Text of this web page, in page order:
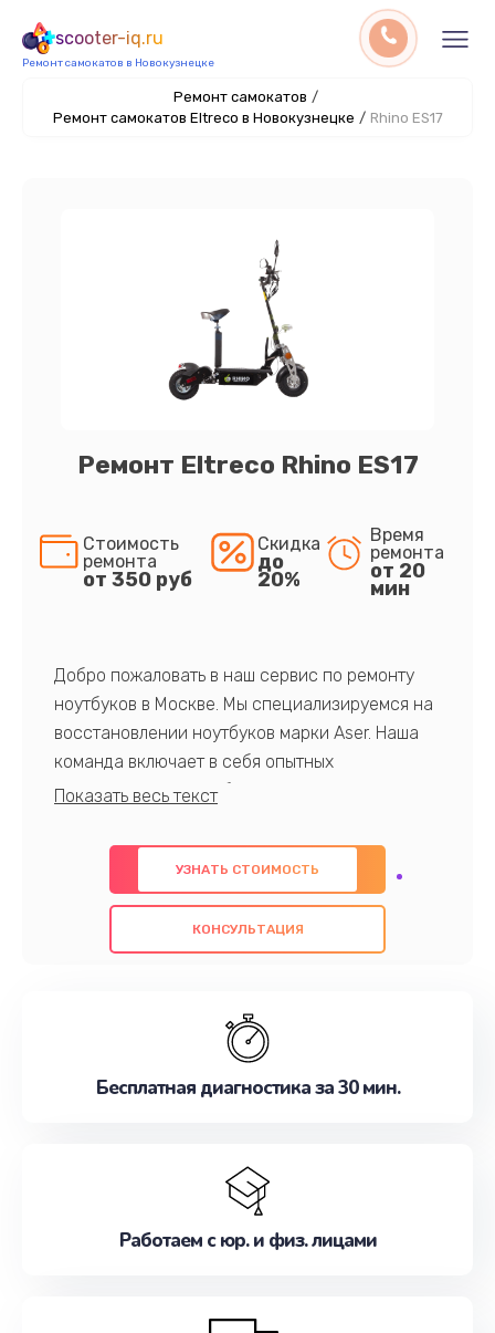
scooter-iq.ru
Ремонт самокатов в Новокузнецке
Ремонт самокатов /
Ремонт самокатов Eltreco в Новокузнецке / Rhino ES17
Ремонт Eltreco Rhino ES17
Стоимость
ремонта
от 350 руб
Скидка
до
20%
Время
ремонта
от 20
мин
Добро пожаловать в наш сервис по ремонту
ноутбуков в Москве. Мы специализируемся на
восстановлении ноутбуков марки Aser. Наша
команда включает в себя опытных
профессионалов с обширными знаниями и
предлагаем быстрый и качественный ремонт с
использованием оригинальных компонентов, а
также гарантируем качество всех
проведенных работ. Наша цель - предоставить
наилучшим образом. Не медлите записаться на
УЗНАТЬ СТОИМОСТЬ
КОНСУЛЬТАЦИЯ
Бесплатная диагностика за 30 мин.
Работаем с юр. и физ. лицами